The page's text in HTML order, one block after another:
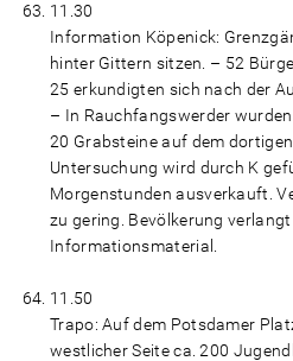
11.30
Information Köpenick:
hinter Gittern sitzen. – 52
25 erkundigten sich nach der
– In Rauchfangswerder
20 Grabsteine auf dem
Untersuchung wird durch K
Morgenstunden ausverkauft.
zu gering. Bevölkerung
Informationsmaterial.
11.50
Trapo: Auf dem Potsdamer
westlicher Seite ca. 200